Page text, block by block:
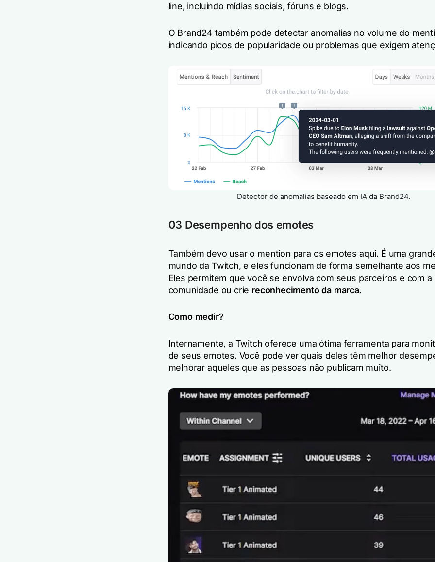
line, incluindo mídias sociais, fóruns e blogs.
O Brand24 também pode detectar anomalias no volume do
indicando picos de popularidade ou problemas que exigem
Detector de anomalias baseado em IA da Brand24.
03 Desempenho dos emotes
Também devo usar o mention para os emotes aqui. É uma
mundo da Twitch, e eles funcionam de forma semelhante aos
Eles permitem que você se envolva com seus parceiros e com a
comunidade ou crie reconhecimento da marca.
Como medir?
Internamente, a Twitch oferece uma ótima ferramenta para
de seus emotes. Você pode ver quais deles têm melhor
melhorar aqueles que as pessoas não publicam muito.